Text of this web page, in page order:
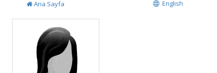
English
Ana Sayfa